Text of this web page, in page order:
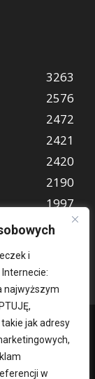
i
najwyższym
jak adresy
w
3263
2576
2472
2421
2420
2190
1997
849